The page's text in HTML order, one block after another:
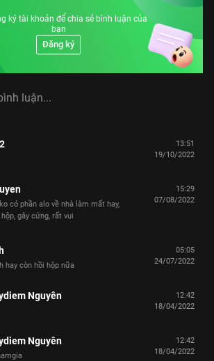
ký tài khoản để chia sẻ bình luận của
bạn
Đăng ký
13:51
19/10/2022
có phần alo về nhà làm mất hay,
gây cứng, rất vui
15:29
07/08/2022
hay còn hồi hộp nữa
05:05
24/07/2022
Nguyên
12:42
18/04/2022
Nguyên
12:42
18/04/2022